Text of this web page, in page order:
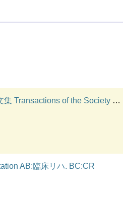
conditioning and Sanitary Engineers of Japan. VT:空気調和・衛生工学会論文集
AB:臨床リハ. BC:CR